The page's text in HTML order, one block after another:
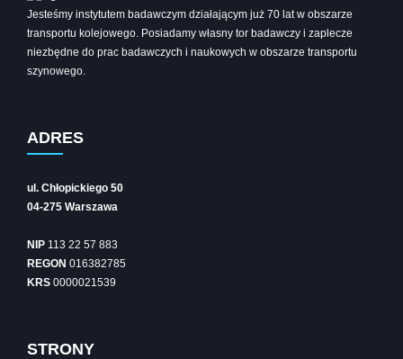
Jesteśmy instytutem badawczym działającym już 70 lat w obszarze
transportu kolejowego. Posiadamy własny tor badawczy i zaplecze
niezbędne do prac badawczych i naukowych w obszarze transportu
szynowego.
ADRES
ul. Chłopickiego 50
04-275 Warszawa
NIP 113 22 57 883
REGON 016382785
KRS 0000021539
STRONY